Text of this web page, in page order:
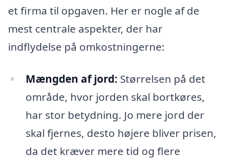
et firma til opgaven. Her er nogle af de
mest centrale aspekter, der har
indflydelse på omkostningerne:
Mængden af jord: Størrelsen på det
område, hvor jorden skal bortkøres,
har stor betydning. Jo mere jord der
skal fjernes, desto højere bliver prisen,
da det kræver mere tid og flere